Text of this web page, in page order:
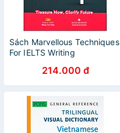
Sách Marvellous Techniques
For IELTS Writing
214.000 đ